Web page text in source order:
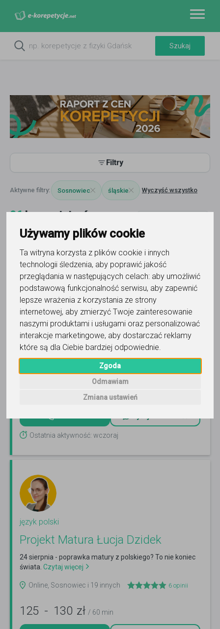
Używamy plików cookie
Ta witryna korzysta z plików cookie i innych
technologii śledzenia, aby poprawić jakość
przeglądania w następujących celach: aby umożliwić
podstawową funkcjonalność serwisu, aby zapewnić
lepsze wrażenia z korzystania ze strony
internetowej, aby zmierzyć Twoje zainteresowanie
naszymi produktami i usługami oraz personalizować
interakcje marketingowe, aby dostarczać reklamy
które są dla Ciebie bardziej odpowiednie.
Zgoda
Odmawiam
Zmiana ustawień
Filtry
Sosnowiec śląskie Wyczyść wszystko
86korepetytorów
Język polski
język polski
Polskipopolsku
Język polski - matura, egzamin ósmoklasisty - nauczyciel
dyplomowany.Czytaj więcej
Online, Sosnowiec i 4 inne
/ 60 min
Ostatnia aktywność: wczoraj
język polski
Projekt Matura Łucja Dzidek
24 sierpnia - poprawka matury z polskiego? To nie koniec
świata. Czytaj więcej
Online, Sosnowiec i 19 innych 6 opinii
125 - 130 zł / 60 min